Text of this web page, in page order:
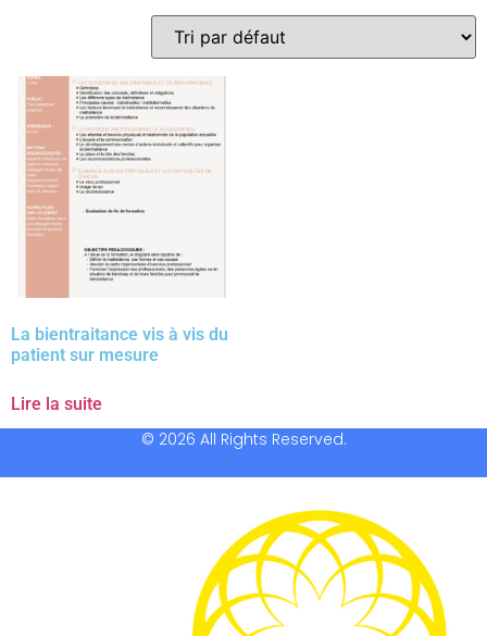
La bientraitance vis à vis du
patient sur mesure
Lire la suite
© 2026 All Rights Reserved.